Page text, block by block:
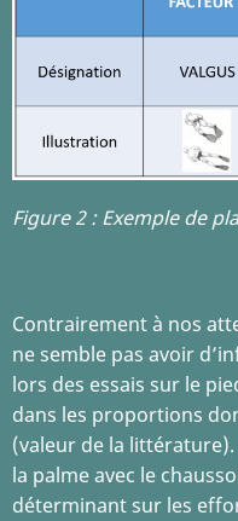
Figure 2 : Exemple de
Contrairement à nos
ne semble pas avoir
lors des essais sur le
dans les proportions
(valeur de la
la palme avec le
déterminant sur les